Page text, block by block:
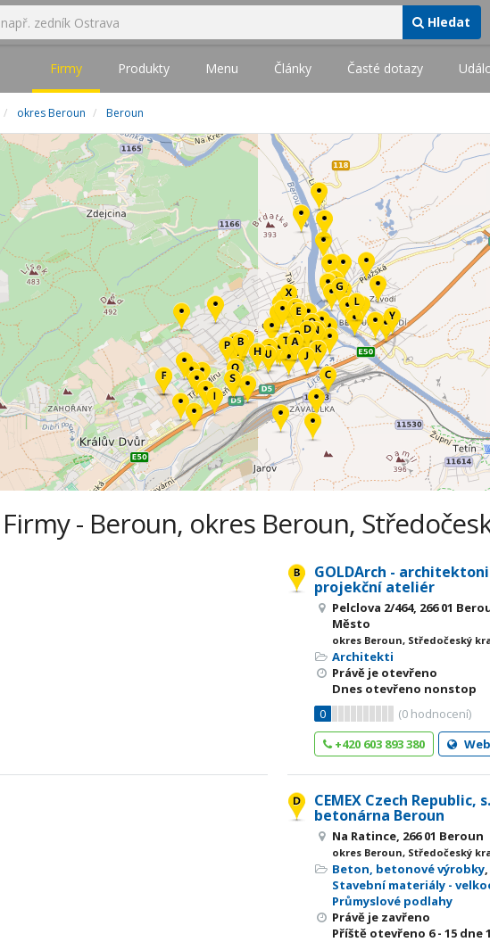
Hledat
Firmy Produkty Menu Články Časté dotazy
okres Beroun Beroun
Firmy - Beroun, okres Beroun,
GOLDArch -
projekční ateliér
Pelclova 2/464, 266 01
Město
okres Beroun, Středočeský
Architekti
Právě je otevřeno
Dnes otevřeno nonstop
0
(0 hodnocení)
+420 603 893 380
Web
CEMEX Czech Republic,
betonárna Beroun
Na Ratince, 266 01 Beroun
okres Beroun, Středočeský
Beton, betonové výrobky,
Stavební materiály -
Průmyslové podlahy
Právě je zavřeno
Příště otevřeno 6 - 15 dne